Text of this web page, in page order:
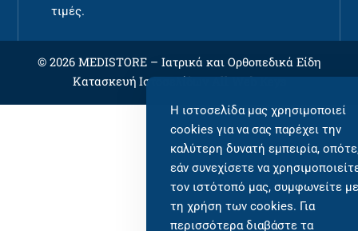
τιμές.
© 2026 MEDISTORE – Ιατρικά και Ορθοπεδικά Είδη
Κατασκευή ΙστοσελίδωνAll Web Keys
Η ιστοσελίδα μας χρησιμοποιεί
cookies για να σας παρέχει την
καλύτερη δυνατή εμπειρία,
εάν συνεχίσετε να
τον ιστότοπό μας, συμφωνείτε με
τη χρήση των cookies. Για
περισσότερα διαβάστε τα